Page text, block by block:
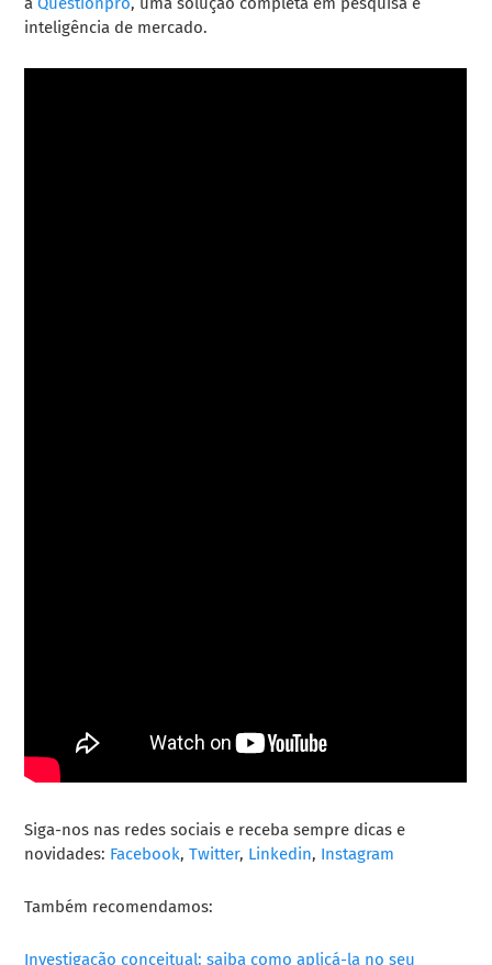
inteligência de mercado.
Siga-nos nas redes sociais e receba sempre dicas e
novidades: Facebook, Twitter, Linkedin, Instagram
Também recomendamos:
Investigação conceitual: saiba como aplicá-la no seu